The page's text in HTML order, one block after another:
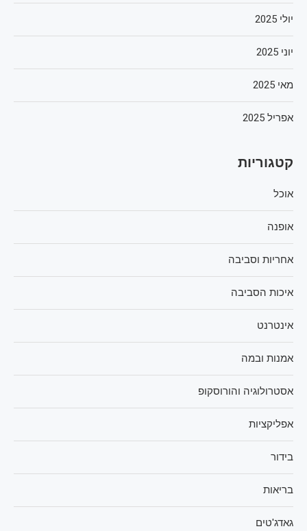
יולי 2025
יוני 2025
מאי 2025
אפריל 2025
קטגוריות
אוכל
אופנה
אחריות וסביבה
איכות הסביבה
אינטרנט
אמנות ובמה
אסטרולוגיה והורוסקופ
אפליקציות
בידור
בריאות
גאדג'טים